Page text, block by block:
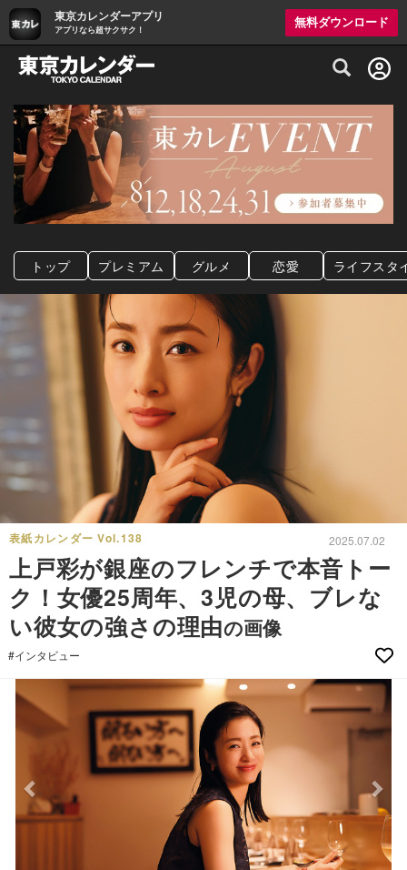
東京カレンダーアプリ
アプリなら超サクサク！
無料ダウンロード
グルメ情報・プレミアムレストラン予約
トップ プレミアム グルメ 恋愛 ライフスタ
表紙カレンダー Vol.138 2025.07.02
上戸彩が銀座のフレンチで本音トー
ク！女優25周年、3児の母、ブレな
い彼女の強さの理由の画像
#インタビュー